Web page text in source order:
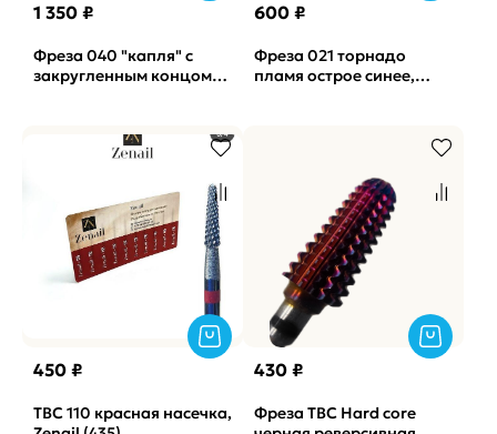
1 350 ₽
Фреза 040 "капля" с
закругленным концом
600 ₽
Фреза 021 торнадо
пламя острое синее,
450 ₽
ТВС 110 красная насечка,
430 ₽
Фреза ТВС Hard core